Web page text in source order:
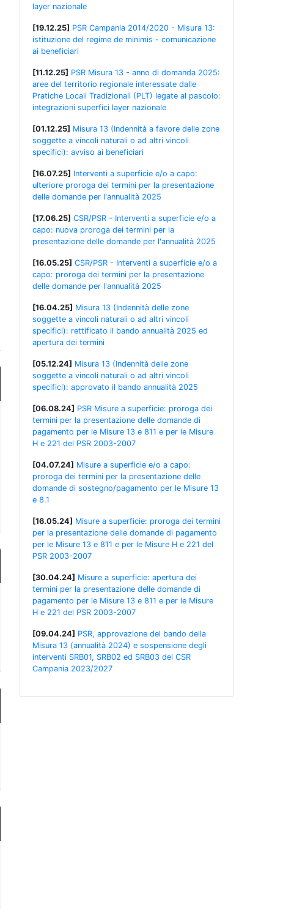
layer nazionale
[19.12.25] PSR Campania 2014/2020 - Misura 13:
istituzione del regime de minimis - comunicazione
ai beneficiari
[11.12.25] PSR Misura 13 - anno di domanda 2025:
aree del territorio regionale interessate dalle
Pratiche Locali Tradizionali (PLT) legate al pascolo:
integrazioni superfici layer nazionale
[01.12.25] Misura 13 (Indennità a favore delle zone
soggette a vincoli naturali o ad altri vincoli
specifici): avviso ai beneficiari
[16.07.25] Interventi a superficie e/o a capo:
ulteriore proroga dei termini per la presentazione
delle domande per l'annualità 2025
[17.06.25] CSR/PSR - Interventi a superficie e/o a
capo: nuova proroga dei termini per la
presentazione delle domande per l'annualità 2025
[16.05.25] CSR/PSR - Interventi a superficie e/o a
capo: proroga dei termini per la presentazione
delle domande per l'annualità 2025
[16.04.25] Misura 13 (Indennità delle zone
soggette a vincoli naturali o ad altri vincoli
specifici): rettificato il bando annualità 2025 ed
apertura dei termini
[05.12.24] Misura 13 (Indennità delle zone
soggette a vincoli naturali o ad altri vincoli
specifici): approvato il bando annualità 2025
[06.08.24] PSR Misure a superficie: proroga dei
termini per la presentazione delle domande di
pagamento per le Misure 13 e 811 e per le Misure
H e 221 del PSR 2003-2007
[04.07.24] Misure a superficie e/o a capo:
proroga dei termini per la presentazione delle
domande di sostegno/pagamento per le Misure 13
e 8.1
[16.05.24] Misure a superficie: proroga dei termini
per la presentazione delle domande di pagamento
per le Misure 13 e 811 e per le Misure H e 221 del
PSR 2003-2007
[30.04.24] Misure a superficie: apertura dei
termini per la presentazione delle domande di
pagamento per le Misure 13 e 811 e per le Misure
H e 221 del PSR 2003-2007
[09.04.24] PSR, approvazione del bando della
Misura 13 (annualità 2024) e sospensione degli
interventi SRB01, SRB02 ed SRB03 del CSR
Campania 2023/2027